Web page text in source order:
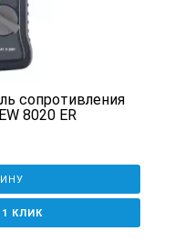
сопротивления
8020 ER
КЛИК